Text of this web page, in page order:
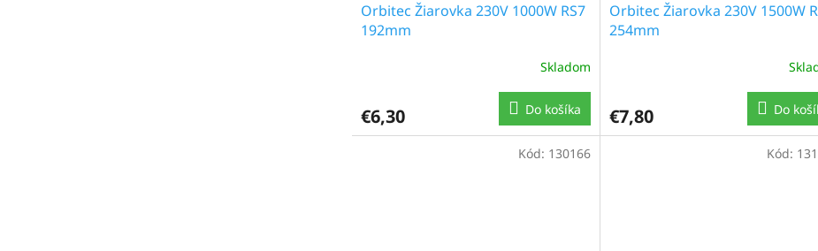
Orbitec Žiarovka 230V 1000W RS7
192mm
Skladom
€6,30 Do košíka
Orbitec Žiarovka 230V 1500W
254mm
€7,80 Do
Kód: 130166 Kód: